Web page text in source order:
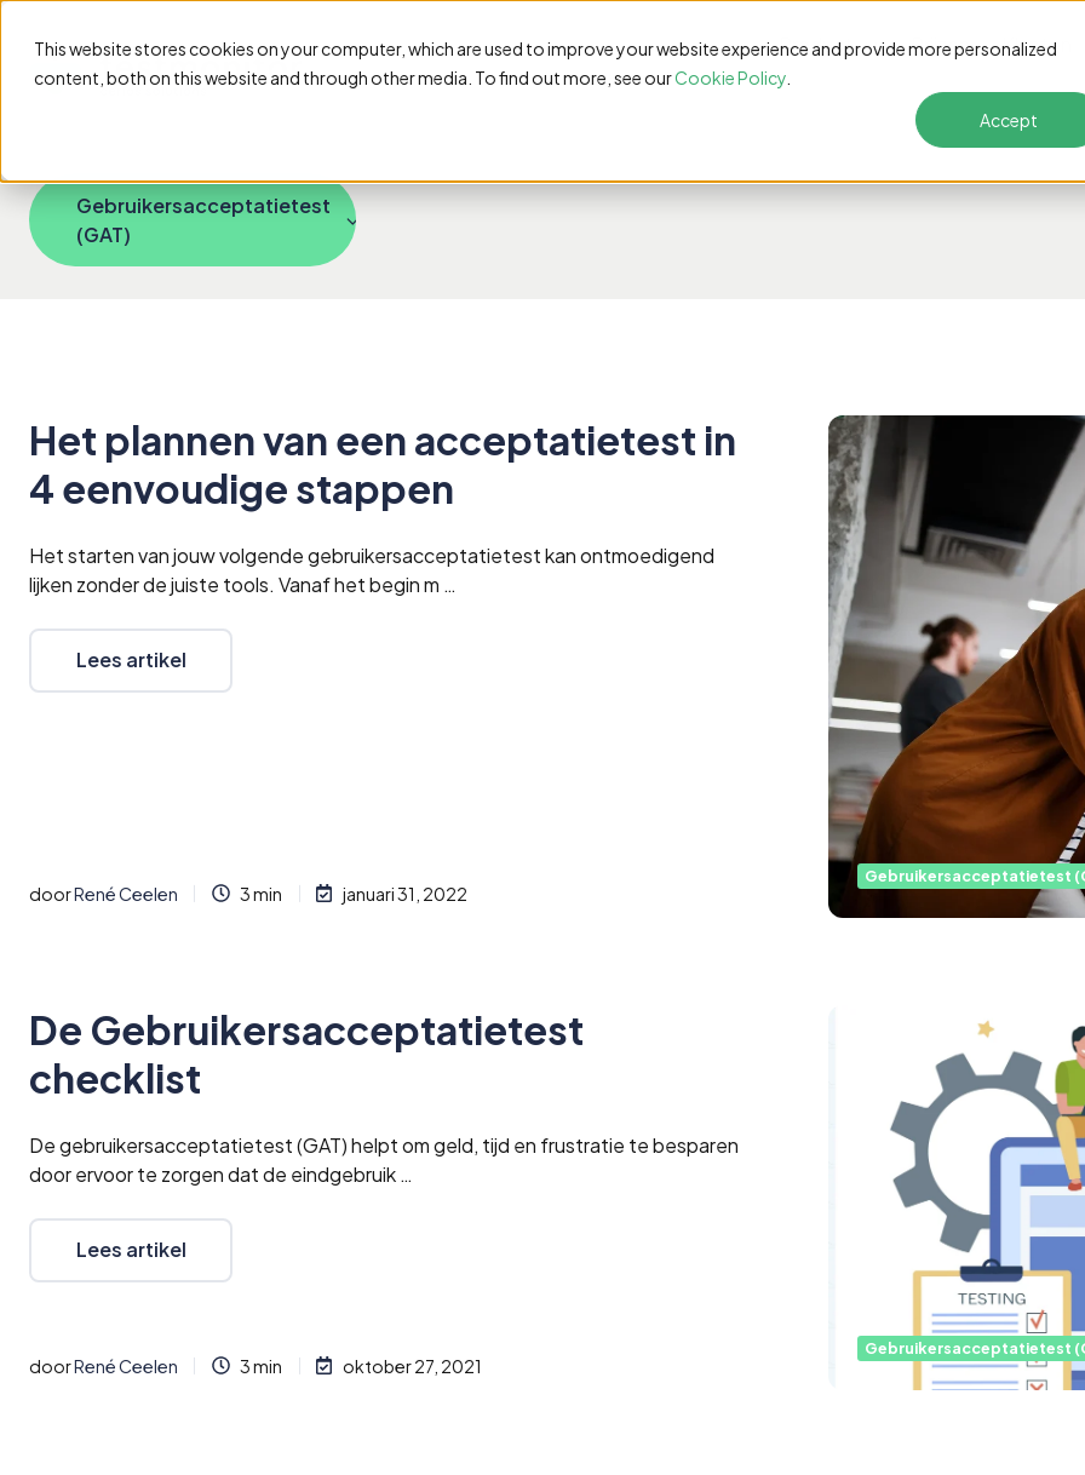
This website stores cookies on your computer, which are used to improve your website experience and provide more personalized
content, both on this website and through other media. To find out more, see ourCookie Policy
Accept
Product Prijzen Klanten
Gebruikersacceptatietest
(GAT)
Het plannen van een acceptatietest in
4 eenvoudige stappen
Het starten van jouw volgende gebruikersacceptatietest kan ontmoedigend
lijken zonder de juiste tools. Vanaf het begin m …
Lees artikel
doorRené Ceelen 3 min januari 31, 2022
Gebruikersacceptatietest
De Gebruikersacceptatietest
checklist
De gebruikersacceptatietest (GAT) helpt om geld, tijd en frustratie te besparen
door ervoor te zorgen dat de eindgebruik …
Lees artikel
doorRené Ceelen 3 min oktober 27, 2021
Gebruikersacceptatietest